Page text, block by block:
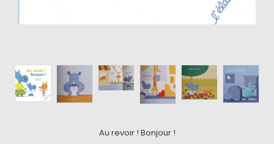
Au revoir ! Bonjour !